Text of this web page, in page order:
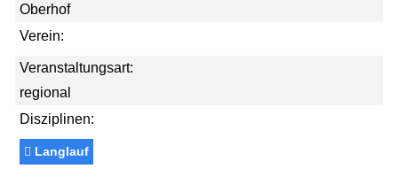
Oberhof
Verein:
Veranstaltungsart:
regional
Disziplinen:
Langlauf